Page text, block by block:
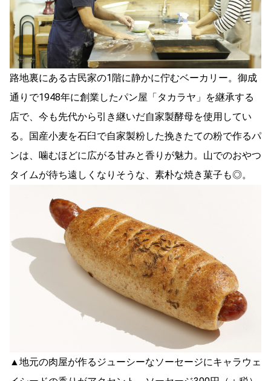
路地裏にある古民家の1階に静かに佇むベーカリー。御成
通りで1948年に創業したパン屋「タカラヤ」を継承する
店で、今も先代から引き継いだ自家製酵母を使用してい
る。国産小麦を石臼で自家製粉した挽きたての粉で作るパ
ンは、噛むほどに広がる甘みと香りが魅力。山でのおやつ
タイムが待ち遠しくなりそうな、素朴な焼き菓子も◎。
▲地元の肉屋が作るジューシーなソーセージにキャラウェ